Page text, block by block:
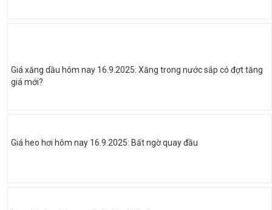
Giá xăng dầu hôm nay 16.9.2025: Xăng trong nước sắp có đợt tăng
giá mới?
Giá heo hơi hôm nay 16.9.2025: Bất ngờ quay đầu